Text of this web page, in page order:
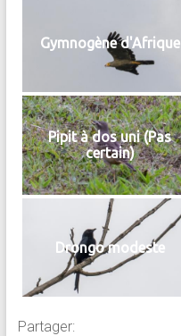
Gymnogène d'Afrique
Pipit à dos uni (Pas
certain)
Drongo modeste
Partager: